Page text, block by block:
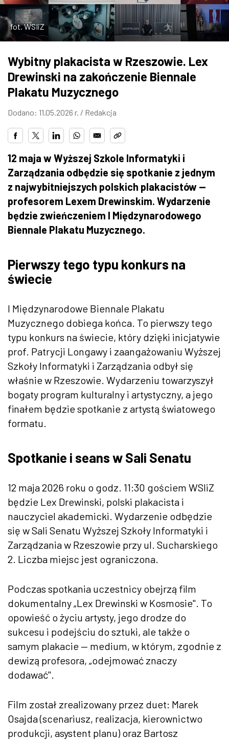
ZDJĘCIA
W RZESZOWIE
fot. WSIiZ
Wybitny plakacista w Rzeszowie. Lex
Drewinski na zakończenie Biennale
Plakatu Muzycznego
Dodano: 11.05.2026 r. / Redakcja
12 maja w Wyższej Szkole Informatyki i
Zarządzania odbędzie się spotkanie z jednym
z najwybitniejszych polskich plakacistów —
profesorem Lexem Drewinskim. Wydarzenie
będzie zwieńczeniem I Międzynarodowego
Biennale Plakatu Muzycznego.
Pierwszy tego typu konkurs na
świecie
I Międzynarodowe Biennale Plakatu
Muzycznego dobiega końca. To pierwszy tego
typu konkurs na świecie, który dzięki inicjatywie
prof. Patrycji Longawy i zaangażowaniu Wyższej
Szkoły Informatyki i Zarządzania odbył się
właśnie w Rzeszowie. Wydarzeniu towarzyszył
bogaty program kulturalny i artystyczny, a jego
finałem będzie spotkanie z artystą światowego
formatu.
Spotkanie i seans w Sali Senatu
12 maja 2026 roku o godz. 11:30 gościem WSIiZ
będzie Lex Drewinski, polski plakacista i
nauczyciel akademicki. Wydarzenie odbędzie
się w Sali Senatu Wyższej Szkoły Informatyki i
Zarządzania w Rzeszowie przy ul. Sucharskiego
2. Liczba miejsc jest ograniczona.
Podczas spotkania uczestnicy obejrzą film
dokumentalny „Lex Drewinski w Kosmosie". To
opowieść o życiu artysty, jego drodze do
sukcesu i podejściu do sztuki, ale także o
samym plakacie — medium, w którym, zgodnie z
dewizą profesora, „odejmować znaczy
dodawać".
Film został zrealizowany przez duet: Marek
Osajda (scenariusz, realizacja, kierownictwo
produkcji, asystent planu) oraz Bartosz